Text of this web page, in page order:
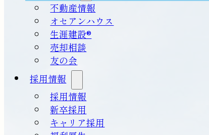
不動産情報
オセアンハウス
生涯建設®
売却相談
友の会
採用情報
採用情報
新卒採用
キャリア採用